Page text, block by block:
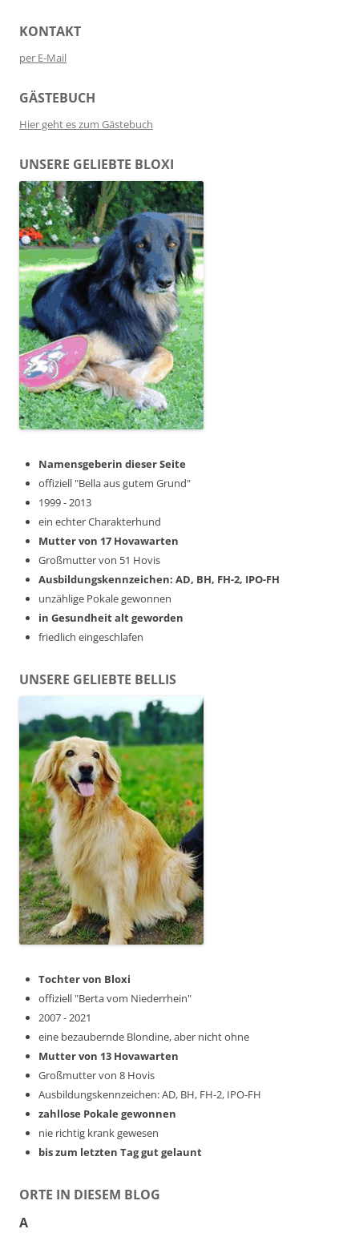
KONTAKT
per E-Mail
GÄSTEBUCH
Hier geht es zum Gästebuch
UNSERE GELIEBTE BLOXI
Namensgeberin dieser Seite
offiziell "Bella aus gutem Grund"
1999 - 2013
ein echter Charakterhund
Mutter von 17 Hovawarten
Großmutter von 51 Hovis
Ausbildungskennzeichen: AD, BH, FH-2, IPO-FH
unzählige Pokale gewonnen
in Gesundheit alt geworden
friedlich eingeschlafen
UNSERE GELIEBTE BELLIS
Tochter von Bloxi
offiziell "Berta vom Niederrhein"
2007 - 2021
eine bezaubernde Blondine, aber nicht ohne
Mutter von 13 Hovawarten
Großmutter von 8 Hovis
Ausbildungskennzeichen: AD, BH, FH-2, IPO-FH
zahllose Pokale gewonnen
nie richtig krank gewesen
bis zum letzten Tag gut gelaunt
ORTE IN DIESEM BLOG
A